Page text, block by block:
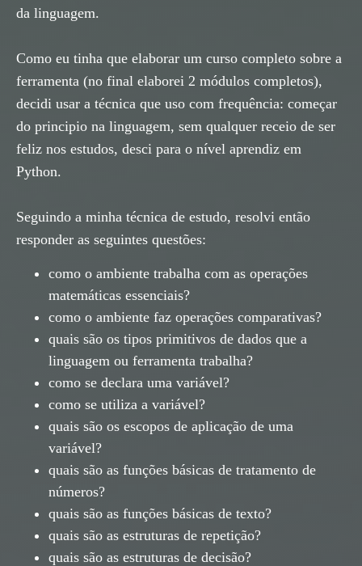
da linguagem.
Como eu tinha que elaborar um curso completo sobre a
ferramenta (no final elaborei 2 módulos completos),
decidi usar a técnica que uso com frequência: começar
do principio na linguagem, sem qualquer receio de ser
feliz nos estudos, desci para o nível aprendiz em
Python.
Seguindo a minha técnica de estudo, resolvi então
responder as seguintes questões:
como o ambiente trabalha com as operações
matemáticas essenciais?
como o ambiente faz operações comparativas?
quais são os tipos primitivos de dados que a
linguagem ou ferramenta trabalha?
como se declara uma variável?
como se utiliza a variável?
quais são os escopos de aplicação de uma
variável?
quais são as funções básicas de tratamento de
números?
quais são as funções básicas de texto?
quais são as estruturas de repetição?
quais são as estruturas de decisão?